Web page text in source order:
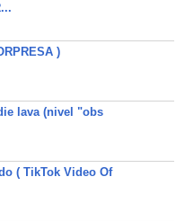
)
lava (nivel "obs
( TikTok Video Of